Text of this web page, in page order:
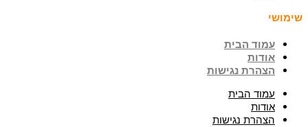
שימושי
עמוד הבית
אודות
הצהרת נגישות
עמוד הבית
אודות
הצהרת נגישות